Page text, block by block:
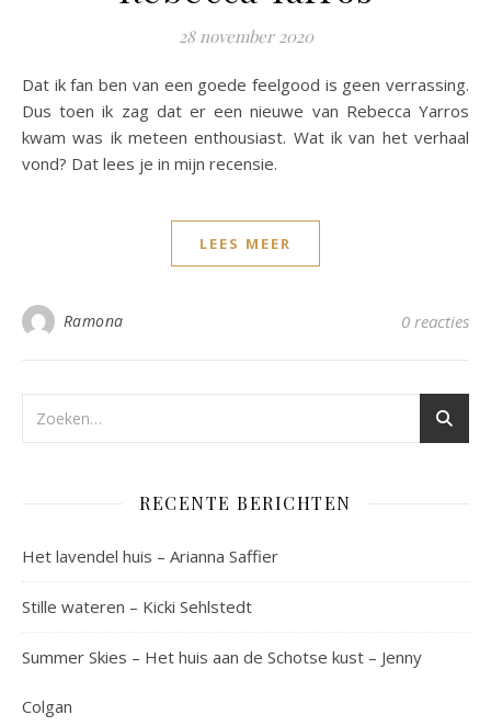
28 november 2020
Dat ik fan ben van een goede feelgood is geen verrassing.
Dus toen ik zag dat er een nieuwe van Rebecca Yarros
kwam was ik meteen enthousiast. Wat ik van het verhaal
vond? Dat lees je in mijn recensie.
LEES MEER
Ramona 0 reacties
RECENTE BERICHTEN
Het lavendel huis – Arianna Saffier
Stille wateren – Kicki Sehlstedt
Summer Skies – Het huis aan de Schotse kust – Jenny
Colgan